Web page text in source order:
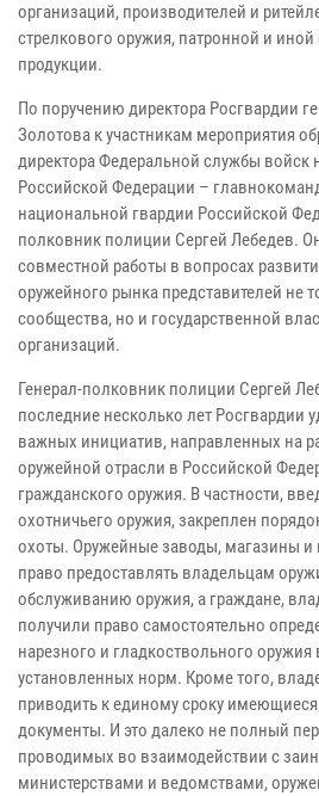
организаций, производителей и
стрелкового оружия, патронной и
продукции.
По поручению директора Росгвардии
Золотова к участникам мероприятия
директора Федеральной службы войск
Российской Федерации –
национальной гвардии Российской
полковник полиции Сергей Лебедев.
совместной работы в вопросах
оружейного рынка представителей не
сообщества, но и государственной
организаций.
Генерал-полковник полиции Сергей
последние несколько лет Росгвардии
важных инициатив, направленных на
оружейной отрасли в Российской
гражданского оружия. В частности,
охотничьего оружия, закреплен
охоты. Оружейные заводы, магазины и
право предоставлять владельцам
обслуживанию оружия, а граждане,
получили право самостоятельно
нарезного и гладкоствольного оружия
установленных норм. Кроме того,
приводить к единому сроку
документы. И это далеко не полный
проводимых во взаимодействии с
министерствами и ведомствами,